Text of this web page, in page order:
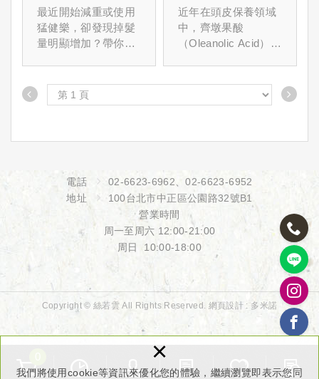
我們將使用cookie等資訊來優化您的體驗，繼續瀏覽即表示您同
×
用、原因與預防方
法一次看
最近開始減重或使用
猛健樂，卻發現掉髮
量明顯增加？帶你了
量。
物來源成分－齊墩
果酸」？
近年在頭皮保養領域
中，齊墩果酸
（Oleanolic Acid）成
用重點不在於快速生
髮，而在於透過頭皮
電話 02-6623-6962 、02-6623-6952
地址
100台北市中正區公園路32號B1
營業時間
周一至周六 12:00-21:00
周日 10:00-18:00
Copyright © 絲若雲 All Rights Reserved. 網頁設計 : 多米諾